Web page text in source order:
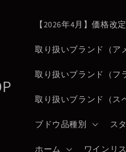
【2026年4月】価格改
取り扱いブランド（ア
取り扱いブランド（フ
取り扱いブランド（ス
ブドウ品種別 ス
ホーム ワインリ